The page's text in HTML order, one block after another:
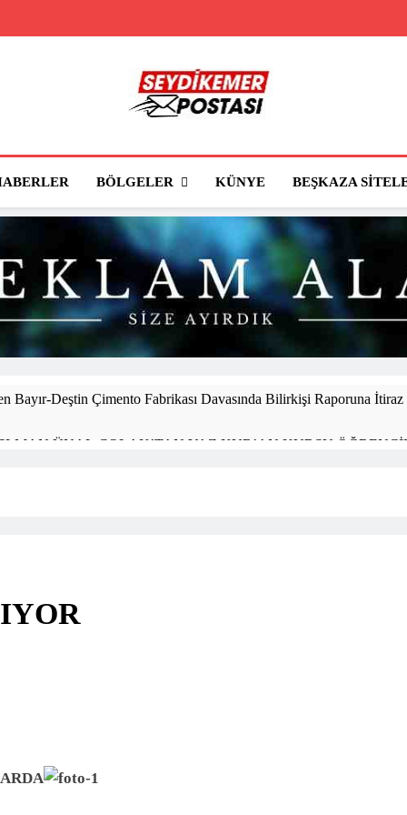
Seydikemer
BÖLGELER KÜNYE BEŞKAZA
Bayır-Deştin Çimento Fabrikası Davasında Bilirkişi Raporuna İtiraz
ÜNAL ÇOLAK’TAN YAZ KUR’AN KURSU
YAŞA, SEYDİKEMER’İ KEŞFET” BİLGİ
Yıl Sonu Resim Sergisi
Deresi Tepkisi Büyüyor: “Yetkililer Vatandaşın Sesini Duysun”